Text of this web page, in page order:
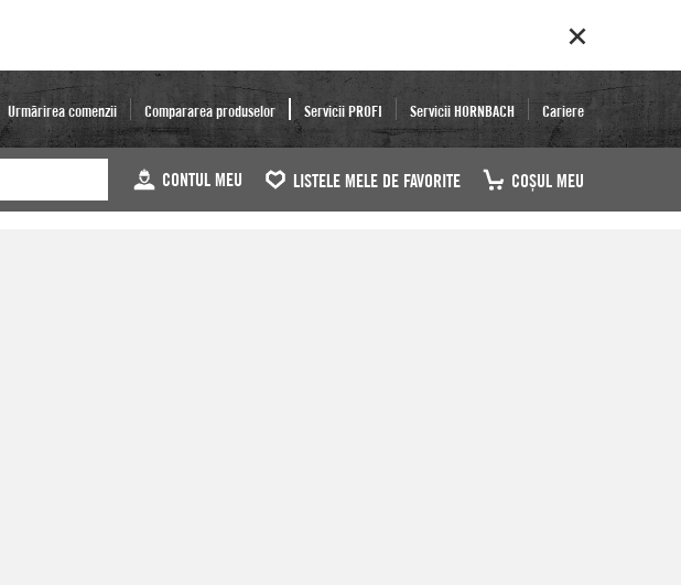
Urmărirea comenzii Compararea produselor Servicii PROFI Servicii HORNBACH Cariere
CONTUL MEU LISTELE MELE DE FAVORITE COŞUL MEU